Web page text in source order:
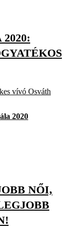
vívó Osváth
2020
NŐI,